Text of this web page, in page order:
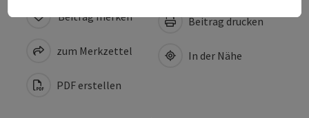
Beitrag merken
zum Merkzettel
PDF erstellen
Beitrag drucken
In der Nähe